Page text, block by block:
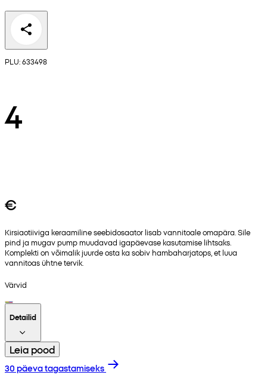
PLU: 633498
4
€
Kirsiaotiiviga keraamiline seebidosaator lisab vannitoale omapära. Sile
pind ja mugav pump muudavad igapäevase kasutamise lihtsaks.
Komplekti on võimalik juurde osta ka sobiv hambaharjatops, et luua
vannitoas ühtne tervik.
Värvid
Detailid
Leia pood
30 päeva tagastamiseks